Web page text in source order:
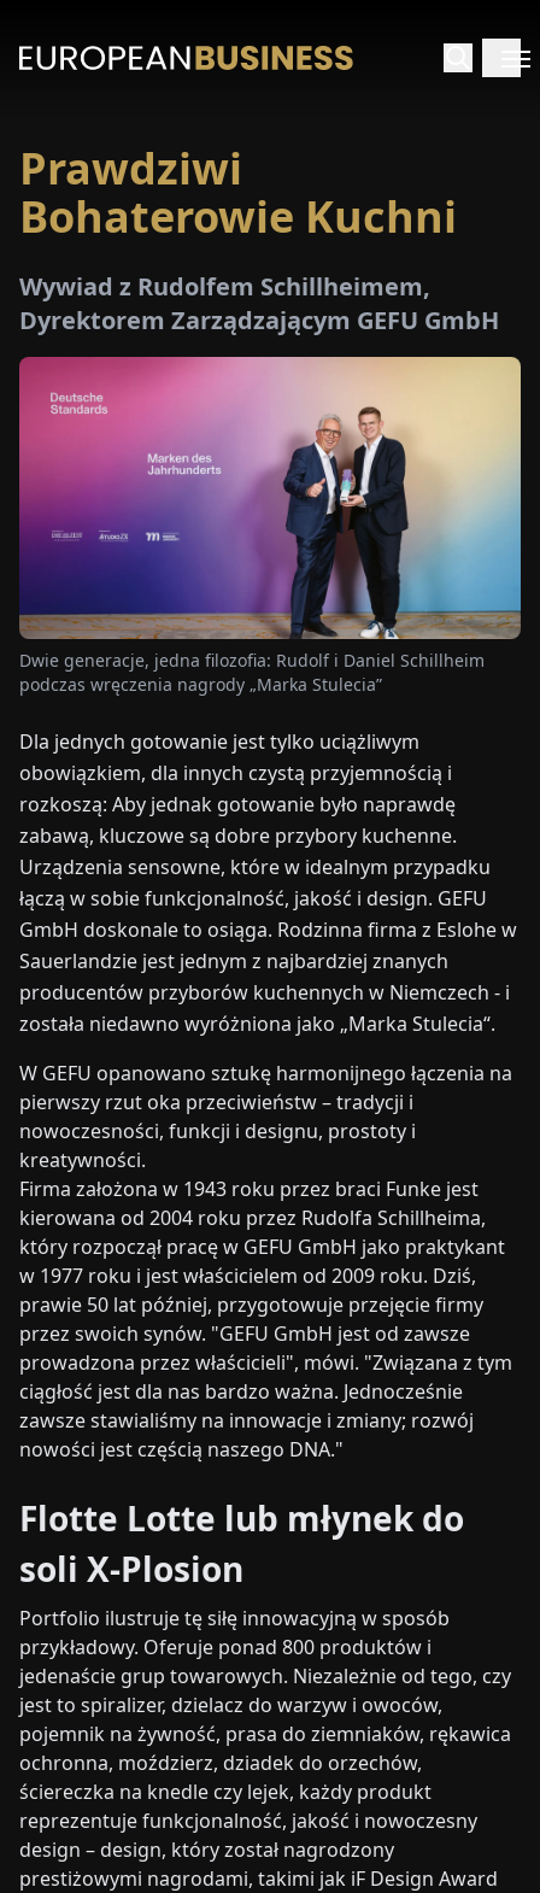
O
ENDEFRESITNLPLHU
SKONTAKTUJ
SIĘ
Z
NAMI
Prawdziwi
Bohaterowie Kuchni
Wywiad z Rudolfem Schillheimem,
Dyrektorem Zarządzającym GEFU GmbH
Dwie generacje, jedna filozofia: Rudolf i Daniel Schillheim
podczas wręczenia nagrody „Marka Stulecia”
Dla jednych gotowanie jest tylko uciążliwym
obowiązkiem, dla innych czystą przyjemnością i
rozkoszą: Aby jednak gotowanie było naprawdę
zabawą, kluczowe są dobre przybory kuchenne.
Urządzenia sensowne, które w idealnym przypadku
łączą w sobie funkcjonalność, jakość i design. GEFU
GmbH doskonale to osiąga. Rodzinna firma z Eslohe w
Sauerlandzie jest jednym z najbardziej znanych
producentów przyborów kuchennych w Niemczech - i
została niedawno wyróżniona jako „Marka Stulecia“.
W GEFU opanowano sztukę harmonijnego łączenia na
pierwszy rzut oka przeciwieństw – tradycji i
nowoczesności, funkcji i designu, prostoty i
kreatywności.
Firma założona w 1943 roku przez braci Funke jest
kierowana od 2004 roku przez Rudolfa Schillheima,
który rozpoczął pracę w GEFU GmbH jako praktykant
w 1977 roku i jest właścicielem od 2009 roku. Dziś,
prawie 50 lat później, przygotowuje przejęcie firmy
przez swoich synów. "GEFU GmbH jest od zawsze
prowadzona przez właścicieli", mówi. "Związana z tym
ciągłość jest dla nas bardzo ważna. Jednocześnie
zawsze stawialiśmy na innowacje i zmiany; rozwój
nowości jest częścią naszego DNA."
Flotte Lotte lub młynek do
soli X-Plosion
Portfolio ilustruje tę siłę innowacyjną w sposób
przykładowy. Oferuje ponad 800 produktów i
jedenaście grup towarowych. Niezależnie od tego, czy
jest to spiralizer, dzielacz do warzyw i owoców,
pojemnik na żywność, prasa do ziemniaków, rękawica
ochronna, moździerz, dziadek do orzechów,
ściereczka na knedle czy lejek, każdy produkt
reprezentuje funkcjonalność, jakość i nowoczesny
design – design, który został nagrodzony
prestiżowymi nagrodami, takimi jak iF Design Award